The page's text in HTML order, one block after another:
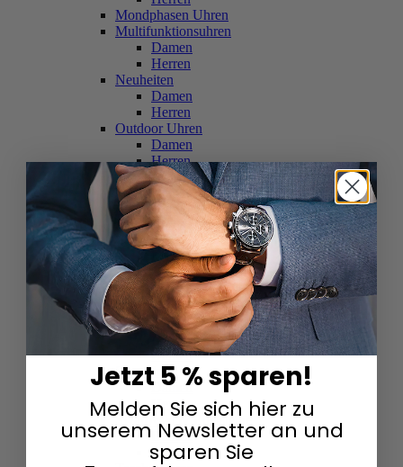
Mondphasen Uhren
Multifunktionsuhren
Damen
Herren
Neuheiten
Damen
Herren
Outdoor Uhren
Damen
Herren
Schweizer Uhren
Damen
Herren
Skelettuhren
Damen
Herren
Smartwatches
Damen
Herren
Solaruhren
Herren
Damen
Sportuhren
Damen
Herren
Swarovski & Edelsteine
Damen
Herren
Jetzt 5 % sparen!
Melden Sie sich hier zu
unserem Newsletter an und
sparen Sie